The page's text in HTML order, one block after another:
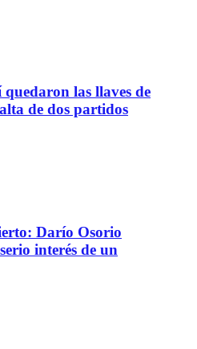
las llaves de
de dos partidos
Darío Osorio
interés de un